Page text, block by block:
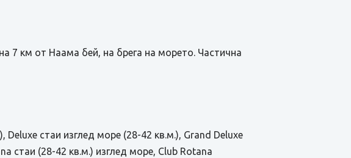
км от Наама бей, на брега на морето. Частична
Deluxe стаи изглед море (28-42 кв.м.), Grand Deluxe
стаи (28-42 кв.м.) изглед море, Club Rotana